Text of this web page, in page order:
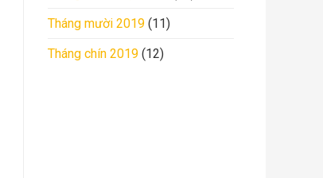
Tháng mười 2019 (11)
Tháng chín 2019 (12)